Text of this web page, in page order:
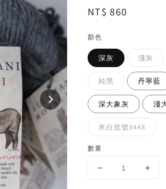
Regular
NT$ 860
顏色
深灰 淺灰
純黑 丹寧藍
深大象灰 淺
米白批號8448
數量